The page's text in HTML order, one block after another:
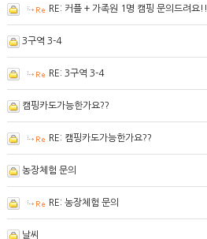
RE: 커플 + 가족원 1명 캠핑 문의드려요!!
3구역 3-4
RE: 3구역 3-4
캠핑카도가능한가요??
RE: 캠핑카도가능한가요??
농장체험 문의
RE: 농장체험 문의
날씨